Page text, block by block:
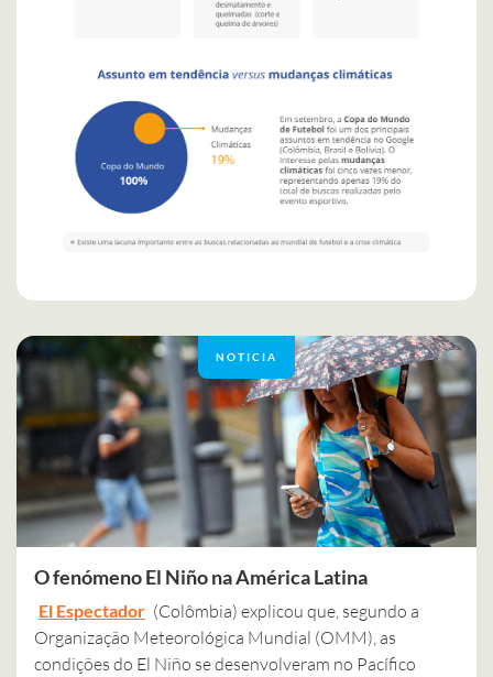
NOTICIA
O fenómeno El Niño na América Latina
El Espectador (Colômbia) explicou que, segundo a
Organização Meteorológica Mundial (OMM), as
condições do El Niño se desenvolveram no Pacífico